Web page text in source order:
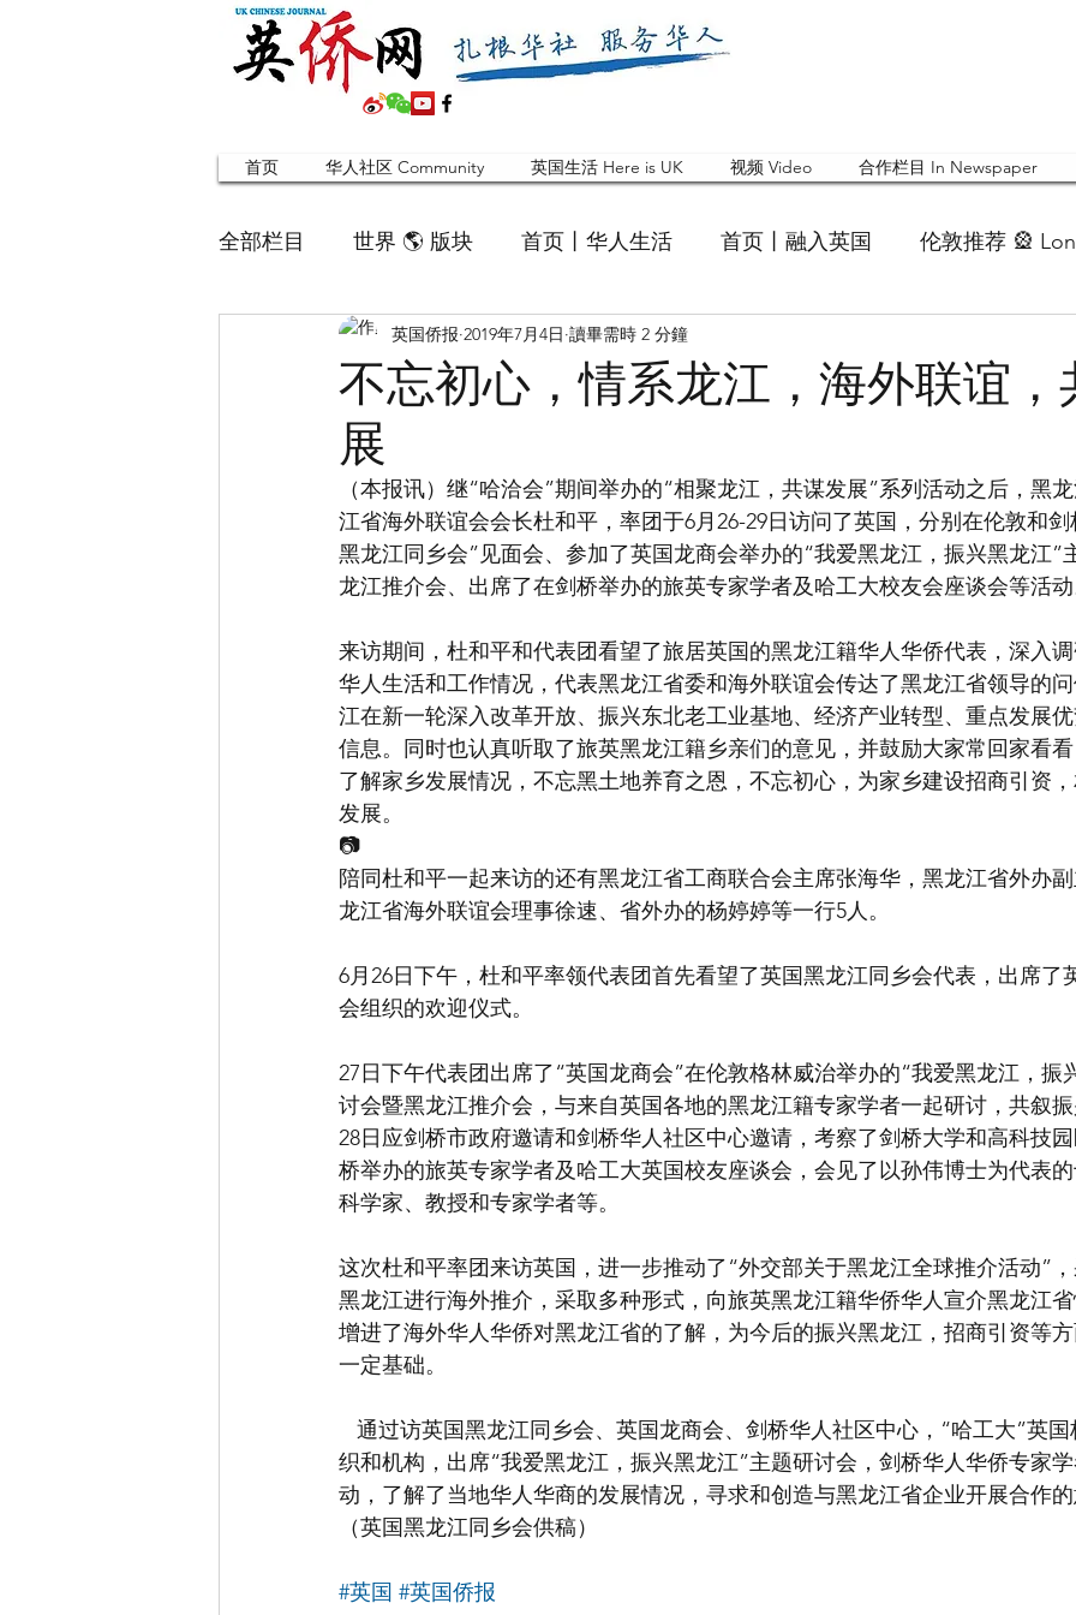
首页 华人社区 Community 英国生活 Here is UK 视频 Video 合作栏目 In Newspaper
全部栏目 世界 🌎 版块 首页丨华人生活 首页丨融入英国 伦敦推荐 🎡
英国脱宅指南 Time out 英国快乐肥宅指南 Cola
寻找组织 Friends
合作栏目 留学生 英国白金汉大学中国校友会
不忘初心，情系龙江，海外联谊，
展
英国侨报 2019年7月4日 讀畢需時 2 分鐘
（本报讯）继“哈洽会”期间举办的“相聚龙江，共谋发展”系列活动之后，黑
江省海外联谊会会长杜和平，率团于6月26-29日访问了英国，分别在伦敦和
黑龙江同乡会”见面会、参加了英国龙商会举办的“我爱黑龙江，振兴黑龙江”
龙江推介会、出席了在剑桥举办的旅英专家学者及哈工大校友会座谈会等活
来访期间，杜和平和代表团看望了旅居英国的黑龙江籍华人华侨代表，深入
华人生活和工作情况，代表黑龙江省委和海外联谊会传达了黑龙江省领导的
江在新一轮深入改革开放、振兴东北老工业基地、经济产业转型、重点发展
信息。同时也认真听取了旅英黑龙江籍乡亲们的意见，并鼓励大家常回家看
了解家乡发展情况，不忘黑土地养育之恩，不忘初心，为家乡建设招商引资
发展。
📷
陪同杜和平一起来访的还有黑龙江省工商联合会主席张海华，黑龙江省外办
龙江省海外联谊会理事徐速、省外办的杨婷婷等一行5人。
6月26日下午，杜和平率领代表团首先看望了英国黑龙江同乡会代表，出席了
会组织的欢迎仪式。
27日下午代表团出席了“英国龙商会”在伦敦格林威治举办的“我爱黑龙江，振
讨会暨黑龙江推介会，与来自英国各地的黑龙江籍专家学者一起研讨，共叙
28日应剑桥市政府邀请和剑桥华人社区中心邀请，考察了剑桥大学和高科技
桥举办的旅英专家学者及哈工大英国校友座谈会，会见了以孙伟博士为代表
科学家、教授和专家学者等。
这次杜和平率团来访英国，进一步推动了“外交部关于黑龙江全球推介活动”
黑龙江进行海外推介，采取多种形式，向旅英黑龙江籍华侨华人宣介黑龙江
增进了海外华人华侨对黑龙江省的了解，为今后的振兴黑龙江，招商引资等
一定基础。
织和机构，出席“我爱黑龙江，振兴黑龙江”主题研讨会，剑桥华人华侨专家
动，了解了当地华人华商的发展情况，寻求和创造与黑龙江省企业开展合作
（英国黑龙江同乡会供稿）
#英国 #英国侨报